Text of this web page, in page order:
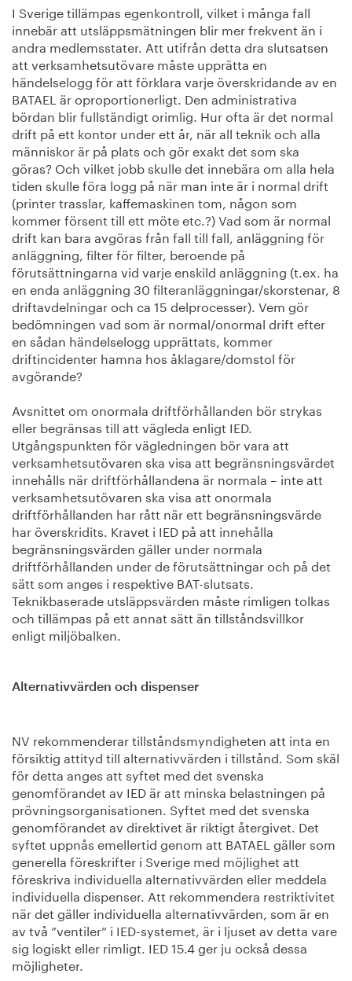
I Sverige tillämpas egenkontroll, vilket i många fall
innebär att utsläppsmätningen blir mer frekvent än i
andra medlemsstater. Att utifrån detta dra slutsatsen
att verksamhetsutövare måste upprätta en
händelselogg för att förklara varje överskridande av en
BATAEL är oproportionerligt. Den administrativa
bördan blir fullständigt orimlig. Hur ofta är det normal
drift på ett kontor under ett år, när all teknik och alla
människor är på plats och gör exakt det som ska
göras? Och vilket jobb skulle det innebära om alla hela
tiden skulle föra logg på när man inte är i normal drift
(printer trasslar, kaffemaskinen tom, någon som
kommer försent till ett möte etc.?) Vad som är normal
drift kan bara avgöras från fall till fall, anläggning för
anläggning, filter för filter, beroende på
förutsättningarna vid varje enskild anläggning (t.ex. ha
en enda anläggning 30 filteranläggningar/skorstenar, 8
driftavdelningar och ca 15 delprocesser). Vem gör
bedömningen vad som är normal/onormal drift efter
en sådan händelselogg upprättats, kommer
driftincidenter hamna hos åklagare/domstol för
avgörande?
Avsnittet om onormala driftförhållanden bör strykas
eller begränsas till att vägleda enligt IED.
Utgångspunkten för vägledningen bör vara att
verksamhetsutövaren ska visa att begränsningsvärdet
innehålls när driftförhållandena är normala – inte att
verksamhetsutövaren ska visa att onormala
driftförhållanden har rått när ett begränsningsvärde
har överskridits. Kravet i IED på att innehålla
begränsningsvärden gäller under normala
driftförhållanden under de förutsättningar och på det
sätt som anges i respektive BAT-slutsats.
Teknikbaserade utsläppsvärden måste rimligen tolkas
och tillämpas på ett annat sätt än tillståndsvillkor
enligt miljöbalken.
Alternativvärden och dispenser
NV rekommenderar tillståndsmyndigheten att inta en
försiktig attityd till alternativvärden i tillstånd. Som skäl
för detta anges att syftet med det svenska
genomförandet av IED är att minska belastningen på
prövningsorganisationen. Syftet med det svenska
genomförandet av direktivet är riktigt återgivet. Det
syftet uppnås emellertid genom att BATAEL gäller som
generella föreskrifter i Sverige med möjlighet att
föreskriva individuella alternativvärden eller meddela
individuella dispenser. Att rekommendera restriktivitet
när det gäller individuella alternativvärden, som är en
av två ”ventiler” i IED-systemet, är i ljuset av detta vare
sig logiskt eller rimligt. IED 15.4 ger ju också dessa
möjligheter.